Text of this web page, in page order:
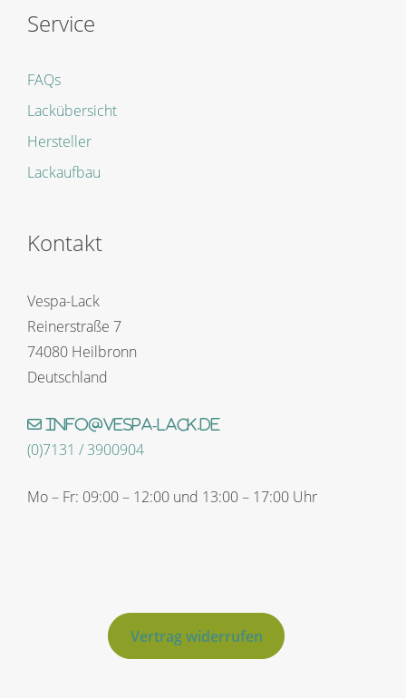
Service
FAQs
Lackübersicht
Hersteller
Lackaufbau
Kontakt
Vespa-Lack
Reinerstraße 7
74080 Heilbronn
Deutschland
info@vespa-lack.de
(0)7131 / 3900904
Mo – Fr: 09:00 – 12:00 und 13:00 – 17:00 Uhr
Vertrag widerrufen